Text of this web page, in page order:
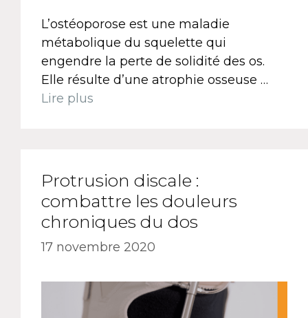
L’ostéoporose est une maladie
métabolique du squelette qui
engendre la perte de solidité des os.
Elle résulte d’une atrophie osseuse …
Lire plus
Protrusion discale :
combattre les douleurs
chroniques du dos
17 novembre 2020